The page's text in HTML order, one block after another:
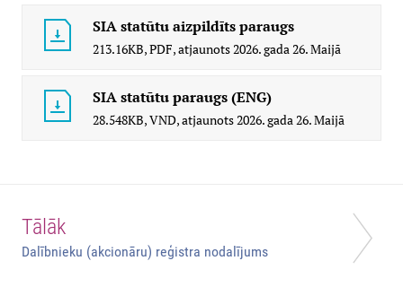
SIA statūtu aizpildīts paraugs
213.16KB,PDF,atjaunots2026. gada 26. Maijā
SIA statūtu paraugs (ENG)
28.548KB,VND,atjaunots2026. gada 26. Maijā
Tālāk
Dalībnieku (akcionāru) reģistra nodalījums